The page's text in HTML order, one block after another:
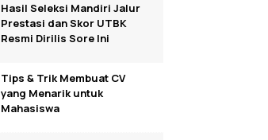
Hasil Seleksi Mandiri Jalur
Prestasi dan Skor UTBK
Resmi Dirilis Sore Ini
Tips & Trik Membuat CV
yang Menarik untuk
Mahasiswa